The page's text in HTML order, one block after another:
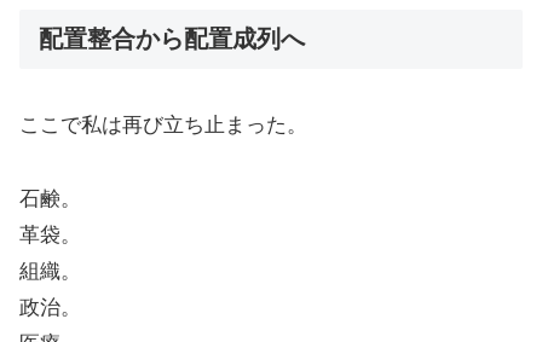
配置整合から配置成列へ
ここで私は再び立ち止まった。
石鹸。
革袋。
組織。
政治。